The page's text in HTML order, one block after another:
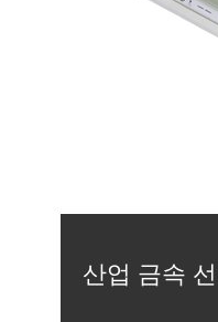
산업 금속